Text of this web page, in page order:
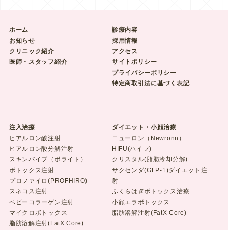
ホーム
お知らせ
クリニック紹介
医師・スタッフ紹介
診療内容
採用情報
アクセス
サイトポリシー
プライバシーポリシー
特定商取引法に基づく表記
注入治療
ヒアルロン酸注射
ヒアルロン酸分解注射
スキンバイブ（ボライト）
ボトックス注射
プロファイロ(PROFHIRO)
スネコス注射
ベビーコラーゲン注射
マイクロボトックス
脂肪溶解注射(FatX Core)
ダイエット・小顔治療
ニューロン（Newronn）
HIFU(ハイフ)
クリスタル(脂肪冷却分解)
サクセンダ(GLP-1)ダイエット注
射
ふくらはぎボトックス治療
小顔エラボトックス
脂肪溶解注射(FatX Core)